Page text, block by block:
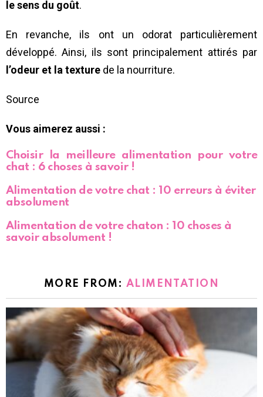
le sens du goût.
En revanche, ils ont un odorat particulièrement
développé. Ainsi, ils sont principalement attirés par
l’odeur et la texture de la nourriture.
Source
Vous aimerez aussi :
Choisir la meilleure alimentation pour votre
chat : 6 choses à savoir !
Alimentation de votre chat : 10 erreurs à éviter
absolument
Alimentation de votre chaton : 10 choses à
savoir absolument !
MORE FROM: ALIMENTATION